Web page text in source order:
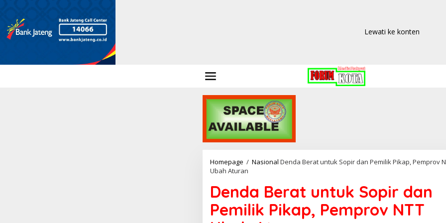
Lewati ke konten
Homepage / Nasional Denda Berat untuk Sopir dan Pemilik Pikap, Pemprov
Ubah Aturan
Denda Berat untuk Sopir dan
Pemilik Pikap, Pemprov NTT